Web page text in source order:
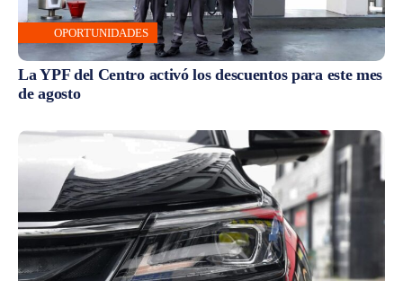
OPORTUNIDADES
La YPF del Centro activó los descuentos para este mes
de agosto